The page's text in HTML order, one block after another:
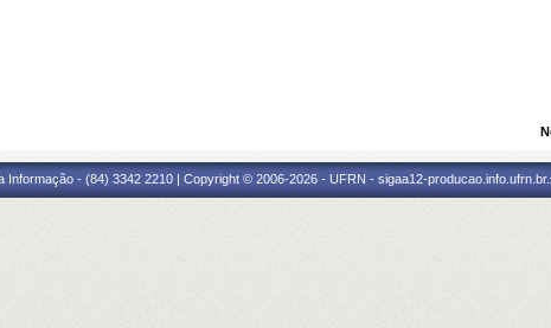
Informação - (84) 3342 2210 | Copyright © 2006-2026 - UFRN - sigaa12-